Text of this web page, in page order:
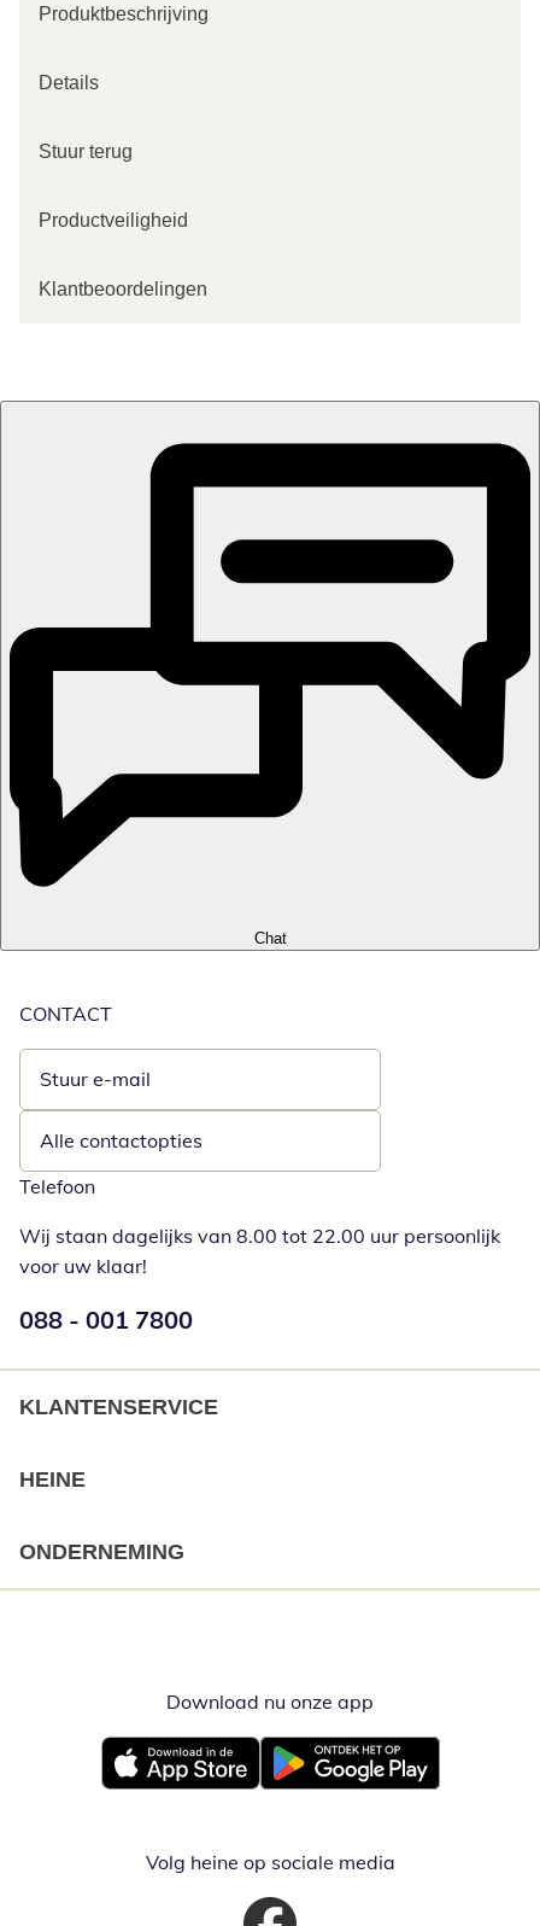
Produktbeschrijving
Details
Stuur terug
Productveiligheid
Klantbeoordelingen
Chat
CONTACT
Stuur e-mail
Opent e-mailclient
Alle contactopties
Telefoon
Wij staan dagelijks van 8.00 tot 22.00 uur persoonlijk
voor uw klaar!
Telefoonnummer:
088 - 001 7800
KLANTENSERVICE
HEINE
ONDERNEMING
Download nu onze app
Opent in nieuw vensterOpent in nieuw venster
Volg heine op sociale media